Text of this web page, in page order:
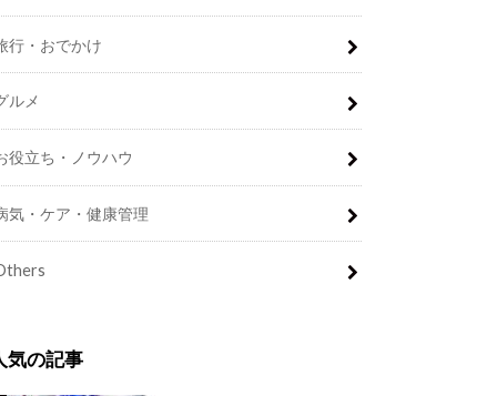
行・おでかけ
ルメ
役立ち・ノウハウ
気・ケア・健康管理
気の記事